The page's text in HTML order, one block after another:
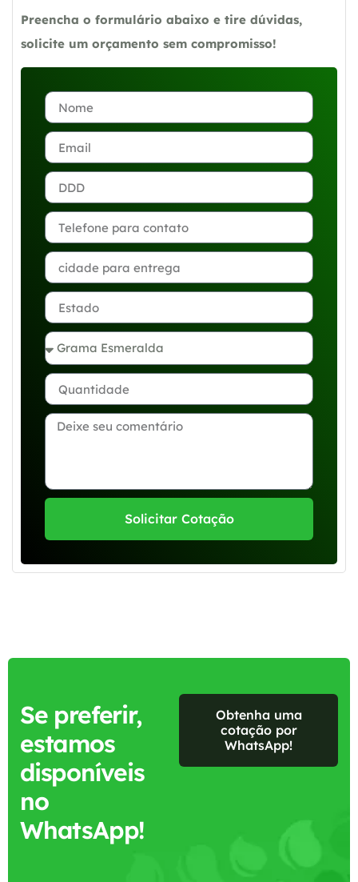
Preencha o formulário abaixo e tire dúvidas,
solicite um orçamento sem compromisso!
Solicitar Cotação
Se preferir,
estamos
disponíveis
no
WhatsApp!
Obtenha uma
cotação por
WhatsApp!